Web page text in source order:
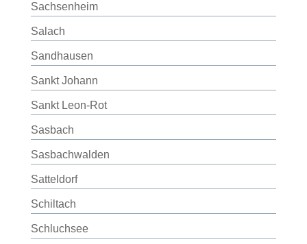
Sachsenheim
Salach
Sandhausen
Sankt Johann
Sankt Leon-Rot
Sasbach
Sasbachwalden
Satteldorf
Schiltach
Schluchsee